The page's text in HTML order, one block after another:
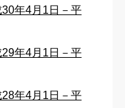
年4月1日－平
年4月1日－平
年4月1日－平